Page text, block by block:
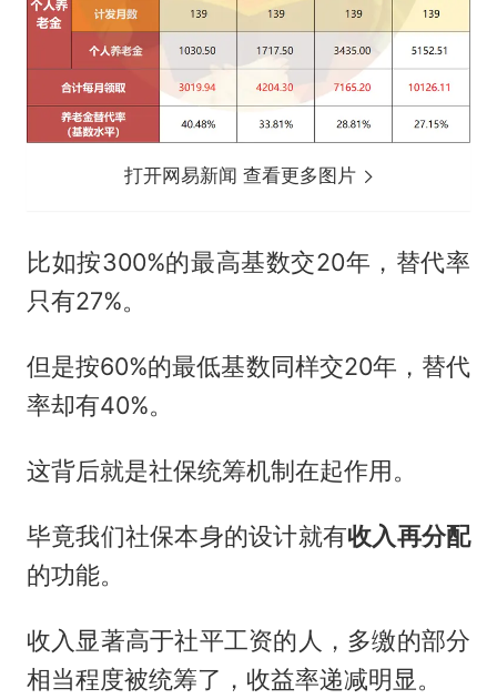
打开网易新闻 查看更多图片
比如按300%的最高基数交20年，替代率
只有27%。
但是按60%的最低基数同样交20年，替代
率却有40%。
这背后就是社保统筹机制在起作用。
毕竟我们社保本身的设计就有收入再分配
的功能。
收入显著高于社平工资的人，多缴的部分
相当程度被统筹了，收益率递减明显。